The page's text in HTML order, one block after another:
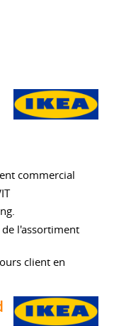
commercial
l'assortiment
client en